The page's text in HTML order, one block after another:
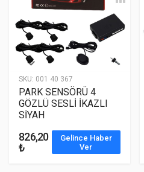
SKU: 001 40 367
PARK SENSÖRÜ 4
GÖZLÜ SESLİ İKAZLI
SİYAH
826,20
₺
Gelince Haber
Ver